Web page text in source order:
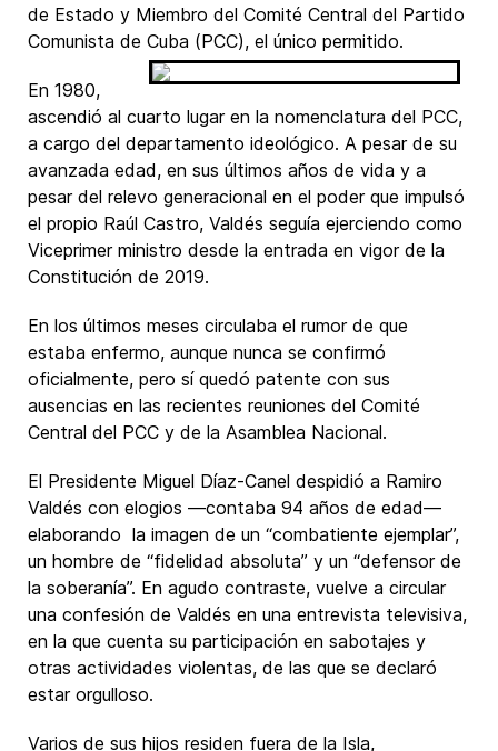
de Estado y Miembro del Comité Central del Partido
Comunista de Cuba (PCC), el único permitido.
En 1980,
ascendió al cuarto lugar en la nomenclatura del PCC,
a cargo del departamento ideológico. A pesar de su
avanzada edad, en sus últimos años de vida y a
pesar del relevo generacional en el poder que impulsó
el propio Raúl Castro, Valdés seguía ejerciendo como
Viceprimer ministro desde la entrada en vigor de la
Constitución de 2019.
En los últimos meses circulaba el rumor de que
estaba enfermo, aunque nunca se confirmó
oficialmente, pero sí quedó patente con sus
ausencias en las recientes reuniones del Comité
Central del PCC y de la Asamblea Nacional.
El Presidente Miguel Díaz-Canel despidió a Ramiro
Valdés con elogios —contaba 94 años de edad—
elaborando la imagen de un “combatiente ejemplar”,
un hombre de “fidelidad absoluta” y un “defensor de
la soberanía”. En agudo contraste, vuelve a circular
una confesión de Valdés en una entrevista televisiva,
en la que cuenta su participación en sabotajes y
otras actividades violentas, de las que se declaró
estar orgulloso.
Varios de sus hijos residen fuera de la Isla,